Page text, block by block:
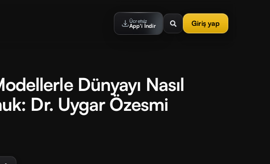
Ücretsiz
App'i İndir Giriş yap
Dünyayı Nasıl
Dr. Uygar Özesmi